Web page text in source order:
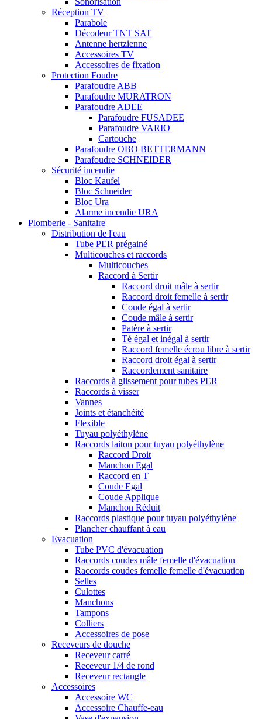
Réception TV
Parabole
Décodeur TNT SAT
Antenne hertzienne
Accessoires TV
Accessoires de fixation
Protection Foudre
Parafoudre ABB
Parafoudre MURATRON
Parafoudre ADEE
Parafoudre FUSADEE
Parafoudre VARIO
Cartouche
Parafoudre OBO BETTERMANN
Parafoudre SCHNEIDER
Sécurité incendie
Bloc Kaufel
Bloc Schneider
Bloc Ura
Alarme incendie URA
Plomberie - Sanitaire
Distribution de l'eau
Tube PER prégainé
Multicouches et raccords
Multicouches
Raccord à Sertir
Raccord droit mâle à sertir
Raccord droit femelle à sertir
Coude égal à sertir
Coude mâle à sertir
Patère à sertir
Té égal et inégal à sertir
Raccord femelle écrou libre à sertir
Raccord droit égal à sertir
Raccordement sanitaire
Raccords à glissement pour tubes PER
Raccords à visser
Vannes
Joints et étanchéité
Flexible
Tuyau polyéthylène
Raccords laiton pour tuyau polyéthylène
Raccord Droit
Manchon Egal
Raccord en T
Coude Egal
Coude Applique
Manchon Réduit
Raccords plastique pour tuyau polyéthylène
Plancher chauffant à eau
Evacuation
Tube PVC d'évacuation
Raccords coudes mâle femelle d'évacuation
Raccords coudes femelle femelle d'évacuation
Selles
Culottes
Manchons
Tampons
Colliers
Accessoires de pose
Receveurs de douche
Receveur carré
Receveur 1/4 de rond
Receveur rectangle
Accessoires
Accessoire WC
Accessoire Chauffe-eau